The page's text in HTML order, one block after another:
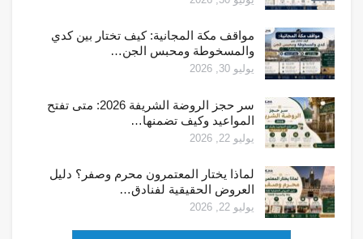
مواقف مكة المجانية: كيف تختار بين كدي
والمسخوطة ومحبس الجن…
يوليو 30, 2026
سر حجز الروضة الشريفة 2026: متى تفتح
المواعيد وكيف تضمنها…
يوليو 22, 2026
لماذا يختار المعتمرون محرم وصفر؟ دليل
العروض الحقيقية لفنادق…
يوليو 22, 2026